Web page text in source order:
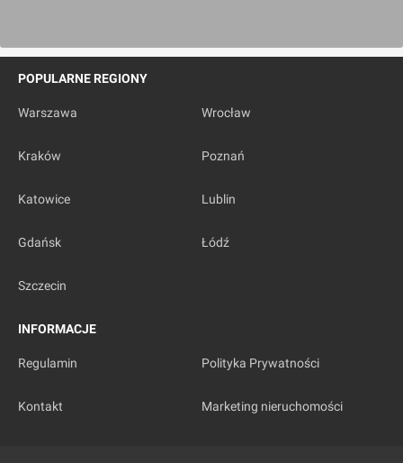
POPULARNE REGIONY
Warszawa Wrocław
Kraków Poznań
Katowice Lublin
Gdańsk Łódź
Szczecin
INFORMACJE
Regulamin Polityka Prywatności
Kontakt Marketing nieruchomości